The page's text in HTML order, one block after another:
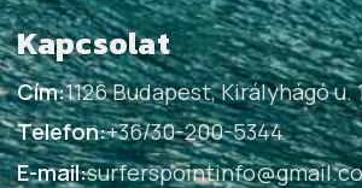
Kapcsolat
Cím:1126 Budapest, Királyhágó u.
Telefon:+36/30-200-5344
E-mail: